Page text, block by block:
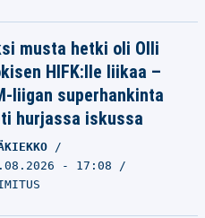
musta hetki oli Olli
HIFK:lle liikaa –
liigan superhankinta
hurjassa iskussa
- 17:08